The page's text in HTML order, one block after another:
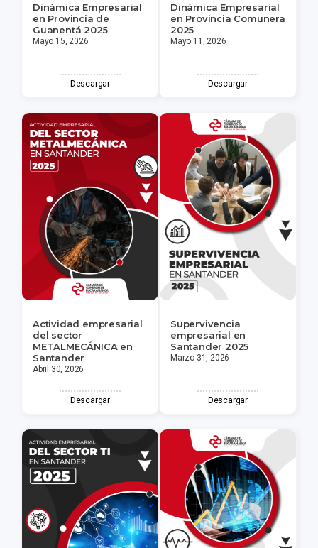
Dinámica Empresarial
en Provincia de
Guanentá 2025
Mayo 15, 2026
Descargar
Dinámica Empresarial
en Provincia Comunera
2025
Mayo 11, 2026
Descargar
Actividad empresarial
del sector
METALMECÁNICA en
Santander
Abril 30, 2026
Descargar
Supervivencia
empresarial en
Santander 2025
Marzo 31, 2026
Descargar